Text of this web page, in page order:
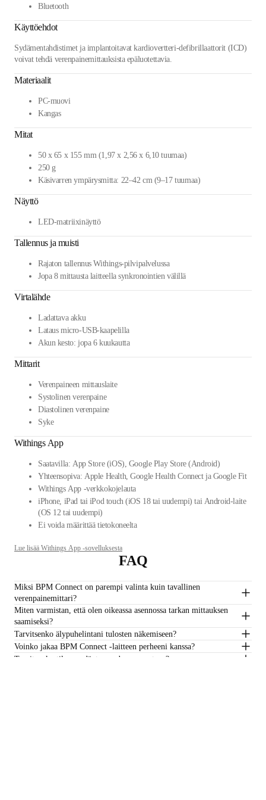
Bluetooth
Käyttöehdot
Sydämentahdistimet ja implantoitavat kardiovertteri-defibrillaattorit (ICD)
voivat tehdä verenpainemittauksista epäluotettavia.
Materiaalit
PC-muovi
Kangas
Mitat
50 x 65 x 155 mm (1,97 x 2,56 x 6,10 tuumaa)
250 g
Käsivarren ympärysmitta: 22–42 cm (9–17 tuumaa)
Näyttö
LED-matriixinäyttö
Tallennus ja muisti
Rajaton tallennus Withings-pilvipalvelussa
Jopa 8 mittausta laitteella synkronointien välillä
Virtalähde
Ladattava akku
Lataus micro-USB-kaapelilla
Akun kesto: jopa 6 kuukautta
Mittarit
Verenpaineen mittauslaite
Systolinen verenpaine
Diastolinen verenpaine
Syke
Withings App
Saatavilla: App Store (iOS), Google Play Store (Android)
Yhteensopiva: Apple Health, Google Health Connect ja Google Fit
Withings App -verkkokojelauta
iPhone, iPad tai iPod touch (iOS 18 tai uudempi) tai Android-laite
(OS 12 tai uudempi)
Ei voida määrittää tietokoneelta
Lue lisää Withings App -sovelluksesta
FAQ
Miksi BPM Connect on parempi valinta kuin tavallinen
verenpainemittari?
Miten varmistan, että olen oikeassa asennossa tarkan mittauksen
saamiseksi?
Tarvitsenko älypuhelintani tulosten näkemiseen?
Voinko jakaa BPM Connect -laitteen perheeni kanssa?
Tarvitaanko tilaus sydänterveyden seurantaan?